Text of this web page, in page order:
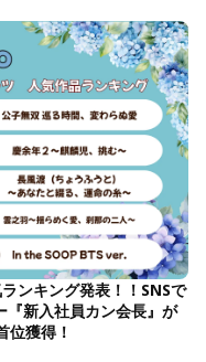
ンキング発表！！SNSで
『新入社員カン会長』が
位獲得！